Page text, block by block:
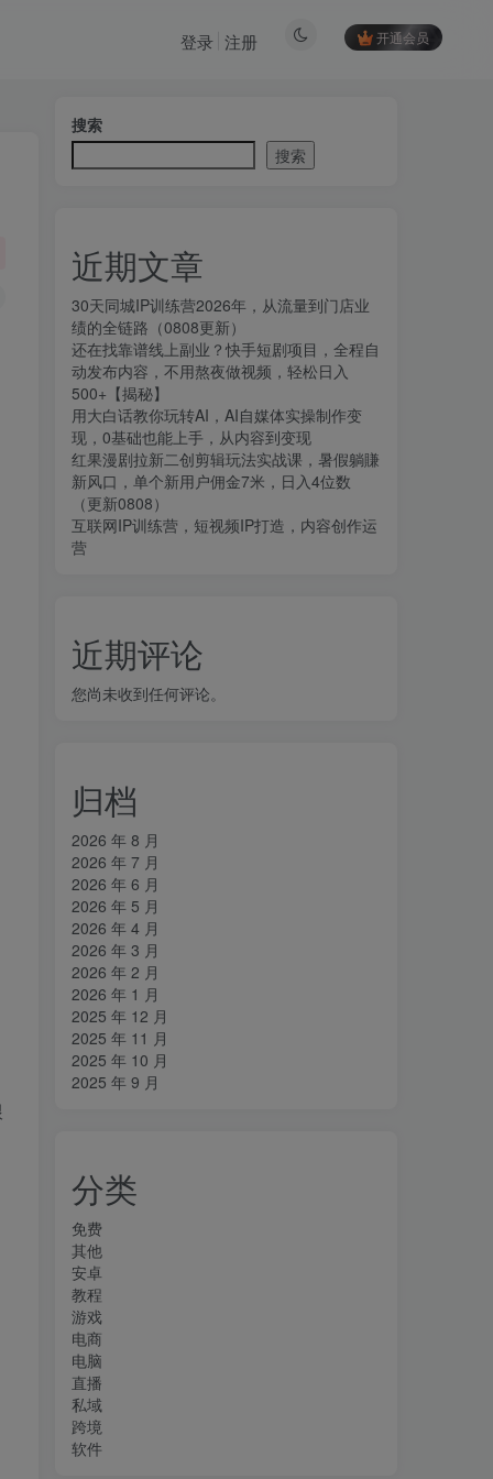
开通会员
登录 注册
搜索
搜索
近期文章
30天同城IP训练营2026年，从流量到门店业
绩的全链路（0808更新）
还在找靠谱线上副业？快手短剧项目，全程自
动发布内容，不用熬夜做视频，轻松日入
500+【揭秘】
用大白话教你玩转AI，AI自媒体实操制作变
现，0基础也能上手，从内容到变现
红果漫剧拉新二创剪辑玩法实战课，暑假躺賺
新风口，单个新用户佣金7米，日入4位数
（更新0808）
互联网IP训练营，短视频IP打造，内容创作运
营
近期评论
您尚未收到任何评论。
归档
2026 年 8 月
2026 年 7 月
2026 年 6 月
2026 年 5 月
2026 年 4 月
2026 年 3 月
2026 年 2 月
2026 年 1 月
2025 年 12 月
2025 年 11 月
2025 年 10 月
2025 年 9 月
分类
免费
其他
安卓
教程
游戏
电商
电脑
直播
私域
跨境
软件